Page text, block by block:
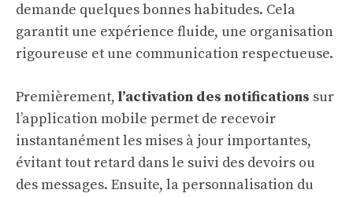
demande quelques bonnes habitudes. Cela
garantit une expérience fluide, une organisation
rigoureuse et une communication respectueuse.
Premièrement, l’activation des notifications sur
l’application mobile permet de recevoir
instantanément les mises à jour importantes,
évitant tout retard dans le suivi des devoirs ou
des messages. Ensuite, la personnalisation du